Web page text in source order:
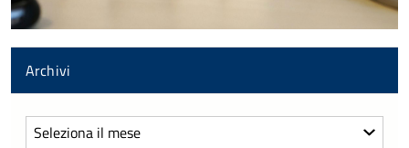
Archivi
Archivi